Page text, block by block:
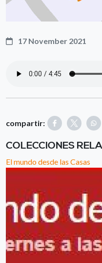
17 November 2021
compartir:
COLECCIONES
El mundo desde las Casas